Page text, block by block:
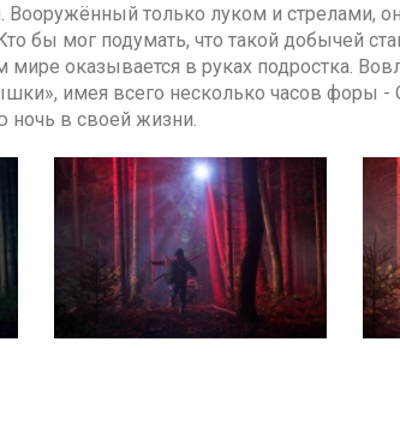
только луком и стрелами,
бы мог подумать, что такой добычей
оказывается в руках подростка.
имея всего несколько часов форы -
в своей жизни.